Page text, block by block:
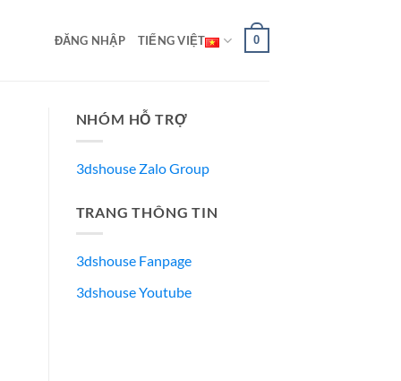
ĐĂNG NHẬP TIẾNG VIỆT 0
NHÓM HỖ TRỢ
3dshouse Zalo Group
TRANG THÔNG TIN
3dshouse Fanpage
3dshouse Youtube